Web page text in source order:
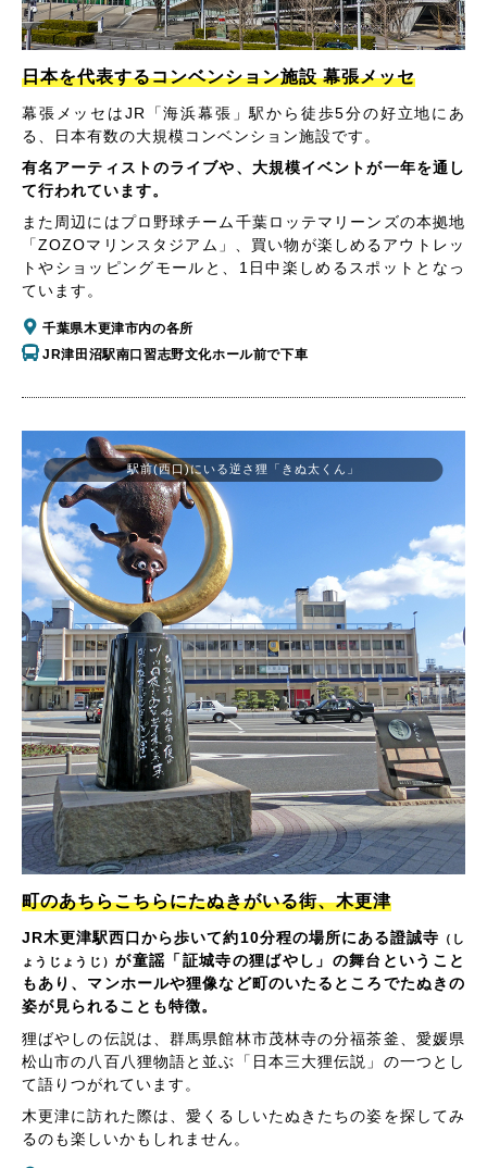
日本を代表するコンベンション施設 幕張メッセ
幕張メッセはJR「海浜幕張」駅から徒歩5分の好立地にあ
る、日本有数の大規模コンベンション施設です。
有名アーティストのライブや、大規模イベントが一年を通し
て行われています。
また周辺にはプロ野球チーム千葉ロッテマリーンズの本拠地
「ZOZOマリンスタジアム」、買い物が楽しめるアウトレッ
トやショッピングモールと、1日中楽しめるスポットとなっ
ています。
千葉県木更津市内の各所
JR津田沼駅南口習志野文化ホール前で下車
駅前(西口)にいる逆さ狸「きぬ太くん」
町のあちらこちらにたぬきがいる街、木更津
JR木更津駅西口から歩いて約10分程の場所にある證誠寺 （し
ょうじょうじ）が童謡「証城寺の狸ばやし」の舞台ということ
もあり、マンホールや狸像など町のいたるところでたぬきの
姿が見られることも特徴。
狸ばやしの伝説は、群馬県館林市茂林寺の分福茶釜、愛媛県
松山市の八百八狸物語と並ぶ「日本三大狸伝説」の一つとし
て語りつがれています。
木更津に訪れた際は、愛くるしいたぬきたちの姿を探してみ
るのも楽しいかもしれません。